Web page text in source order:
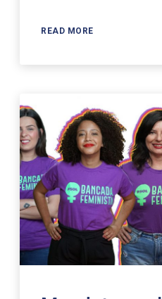
READ MORE